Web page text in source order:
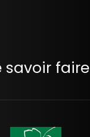
savoir faire